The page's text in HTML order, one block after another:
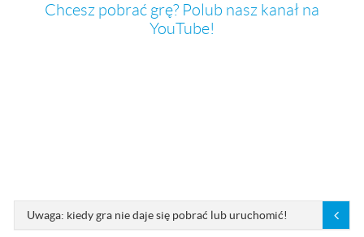
Chcesz pobrać grę? Polub nasz kanał na
YouTube!
Uwaga: kiedy gra nie daje się pobrać lub uruchomić!